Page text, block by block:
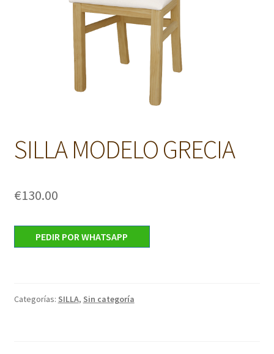
SILLA MODELO GRECIA
€130.00
PEDIR POR WHATSAPP
Categorías: SILLA, Sin categoría